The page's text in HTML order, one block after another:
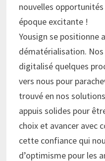
nouvelles
époque excitante !
Yousign se positionne
dématérialisation.
digitalisé quelques
vers nous pour
trouvé en nos
appuis solides pour
choix et avancer avec
cette confiance qui
d’optimisme pour les